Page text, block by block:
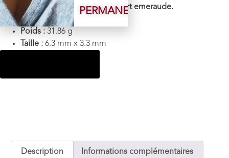
Couleur : Bleu,
nuance devert emeraude.
Monture :Argent 925
Poids : 31.86 g
Taille : 6.3 mm x 3.3 mm
Description Informations complémentaires
PERMANENTE